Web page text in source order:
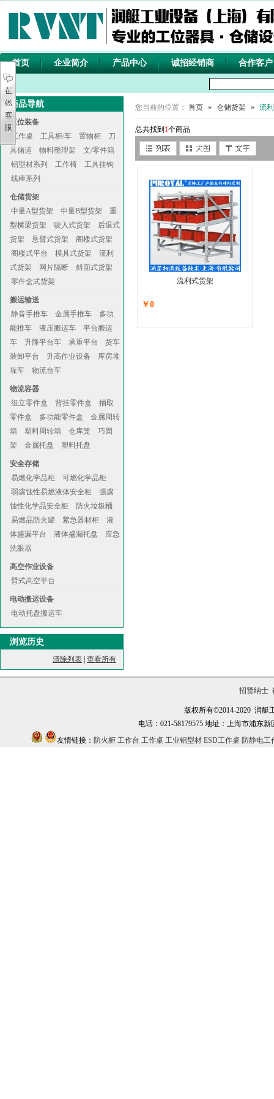
首页 企业简介 产品中心 诚招经销商 合作客户
商品导航
工位装备
工作桌
工具柜/车 置物柜
刀
具储运
物料整理架
文/零件箱
铝型材系列
工作椅
工具挂钩
线棒系列
仓储货架
中量A型货架
中量B型货架
重
型横梁货架
驶入式货架
后退式
货架
悬臂式货架
阁楼式货架
阁楼式平台
模具式货架
流利
式货架
网片隔断
斜面式货架
零件盒式货架
搬运输送
静音手推车
金属手推车
多功
能推车
液压搬运车
平台搬运
车
升降平台车 承重平台
货车
装卸平台
升高作业设备
库房堆
垛车
物流台车
物流容器
组立零件盒
背挂零件盒
抽取
零件盒
多功能零件盒
金属周转
箱
塑料周转箱 仓库笼
巧固
架
金属托盘 塑料托盘
安全存储
易燃化学品柜
可燃化学品柜
弱腐蚀性易燃液体安全柜
强腐
蚀性化学品安全柜
防火垃圾桶
易燃品防火罐
紧急器材柜
液
体盛漏平台
液体盛漏托盘
应急
洗眼器
高空作业设备
臂式高空平台
电动搬运设备
电动托盘搬运车
浏览历史
清除列表 查看所有
您当前的位置： 首页 » 仓储货架 » 流
总共找到 1个商品
流利式货架
￥0
招贤纳士
版权所有©2014-2020 润艇
电话：021-58179575 地址：上海市浦东新
友情链接： 防火柜 工作台 工作桌 工业铝型材 ESD工作桌 防静电工